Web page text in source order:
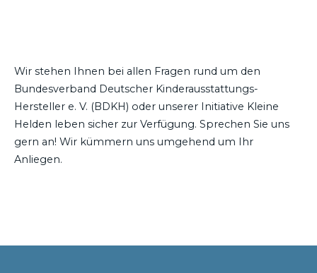
Wir stehen Ihnen bei allen Fragen rund um den
Bundesverband Deutscher Kinderausstattungs-
Hersteller e. V. (BDKH) oder unserer Initiative Kleine
Helden leben sicher zur Verfügung. Sprechen Sie uns
gern an! Wir kümmern uns umgehend um Ihr
Anliegen.